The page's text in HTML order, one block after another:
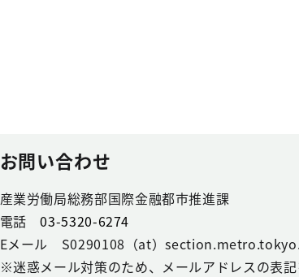
お問い合わせ
産業労働局総務部国際金融都市推進課
電話03-5320-6274
Eメール S0290108（at）
※迷惑メール対策のため、メールアドレスの表